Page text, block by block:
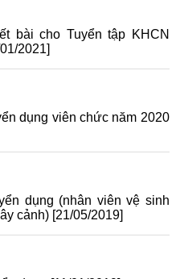
bài cho Tuyển tập KHCN
2021]
dụng viên chức năm 2020
dụng (nhân viên vệ sinh
cảnh) [21/05/2019]